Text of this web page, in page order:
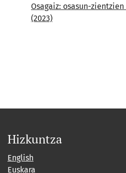
Osagaiz: osasun-
(2023)
Hizkuntza
English
Euskara